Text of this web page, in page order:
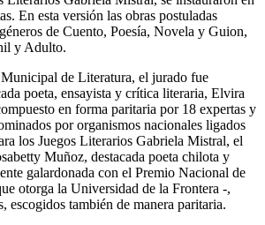
En esta versión las obras postuladas
de Cuento, Poesía, Novela y Guion,
y Adulto.
de Literatura, el jurado fue
poeta, ensayista y crítica literaria, Elvira
en forma paritaria por 18 expertas y
por organismos nacionales ligados
los Juegos Literarios Gabriela Mistral, el
Muñoz, destacada poeta chilota y
galardonada con el Premio Nacional de
otorga la Universidad de la Frontera -,
escogidos también de manera paritaria.